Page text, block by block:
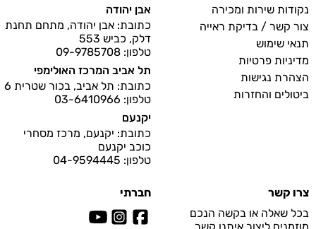
נקודות שירות ומכירה
צור קשר / בדיקת ראייה
תנאי שימוש
מדיניות פרטיות
הצהרת נגישות
ביטולים והחזרות
אבן יהודה
כתובת: אבן יהודה, מתחם תחנת
דלק, כביש 553
טלפון: 09-9785708
תל אביב המרכז האולימפי
כתובת: תל אביב, בכור שטרית 6
טלפון: 03-6410966
יקנעם
כתובת: יקנעם, מרכז מסחרי
כוכב יקנעם
טלפון: 04-9594445
צרו קשר
בכל שאלה או בקשה הנכם
מוזמנים ליצור איתנו קשר
חברתי